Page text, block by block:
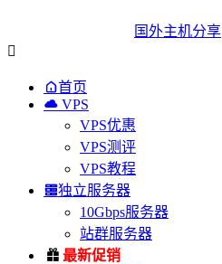
国外主机分享

首页
 VPS
VPS优惠
VPS测评
VPS教程
独立服务器
10Gbps服务器
站群服务器
 最新促销